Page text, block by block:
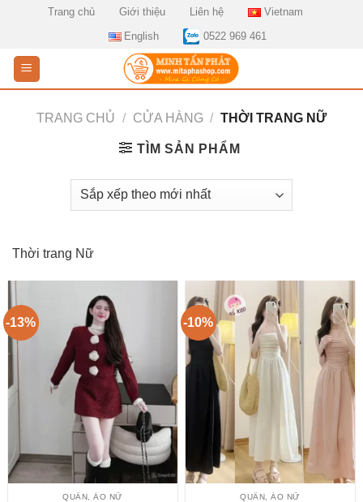
Trang chủ Giới thiệu Liên hệ
Vietnam
English
0522 969 461
TRANG CHỦ / CỬA HÀNG / THỜI TRANG NỮ
TÌM SẢN PHẨM
Thời trang Nữ
-13%
QUẦN, ÁO NỮ
-10%
QUẦN, ÁO NỮ